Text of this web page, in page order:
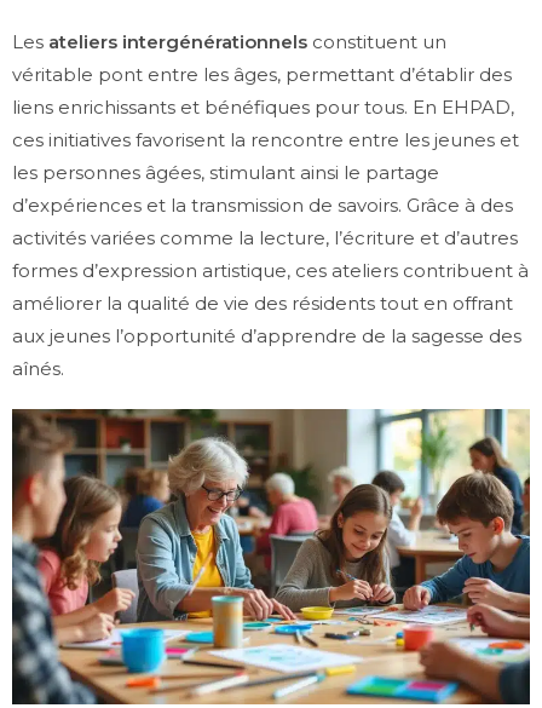
Les ateliers intergénérationnels constituent un
véritable pont entre les âges, permettant d’établir des
liens enrichissants et bénéfiques pour tous. En EHPAD,
ces initiatives favorisent la rencontre entre les jeunes et
les personnes âgées, stimulant ainsi le partage
d’expériences et la transmission de savoirs. Grâce à des
activités variées comme la lecture, l’écriture et d’autres
formes d’expression artistique, ces ateliers contribuent à
améliorer la qualité de vie des résidents tout en offrant
aux jeunes l’opportunité d’apprendre de la sagesse des
aînés.